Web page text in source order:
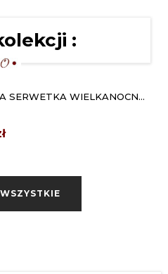
:
SERWETKA WIELKANOCNA